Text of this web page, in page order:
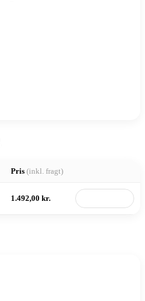
Pris (inkl. fragt)
1.492,00 kr.